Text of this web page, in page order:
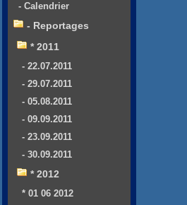
- Calendrier
- Reportages
* 2011
- 22.07.2011
- 29.07.2011
- 05.08.2011
- 09.09.2011
- 23.09.2011
- 30.09.2011
* 2012
* 01 06 2012